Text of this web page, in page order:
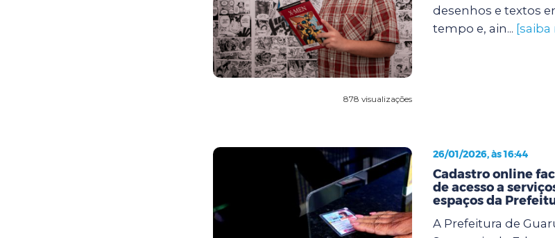
878 visualizações
desenhos e textos
tempo e, ain... [saiba
26/01/2026, às 16:44
Cadastro online
de acesso a
espaços da
A Prefeitura de